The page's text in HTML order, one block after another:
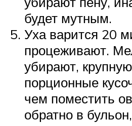
будет мутным.
Уха варится 20
процеживают.
убирают,
порционные
чем поместить
обратно в